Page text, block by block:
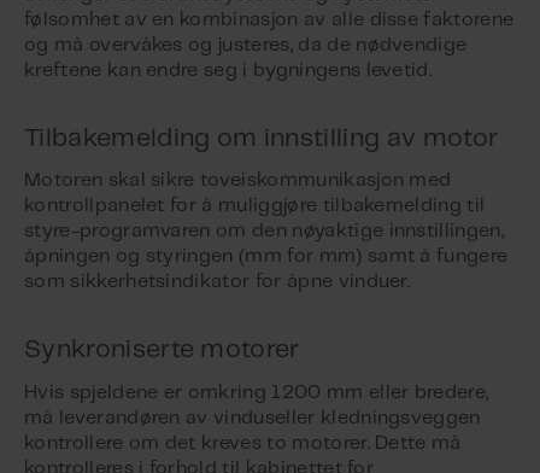
følsomhet av en kombinasjon av alle disse faktorene
og må overvåkes og justeres, da de nødvendige
kreftene kan endre seg i bygningens levetid.
Tilbakemelding om innstilling av motor
Motoren skal sikre toveiskommunikasjon med
kontrollpanelet for å muliggjøre tilbakemelding til
styre-programvaren om den nøyaktige innstillingen,
åpningen og styringen (mm for mm) samt å fungere
som sikkerhetsindikator for åpne vinduer.
Synkroniserte motorer
Hvis spjeldene er omkring 1200 mm eller bredere,
må leverandøren av vinduseller kledningsveggen
kontrollere om det kreves to motorer. Dette må
kontrolleres i forhold til kabinettet for